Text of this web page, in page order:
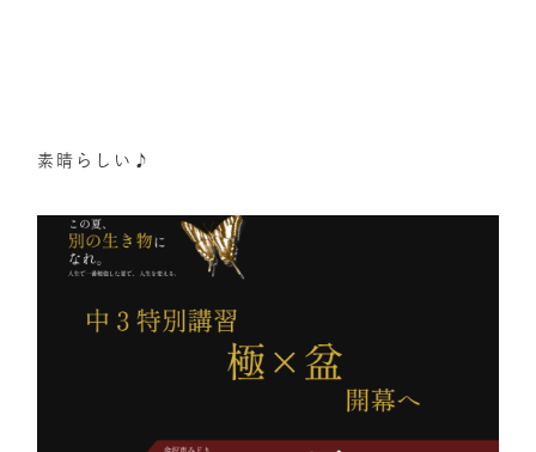
素晴らしい♪